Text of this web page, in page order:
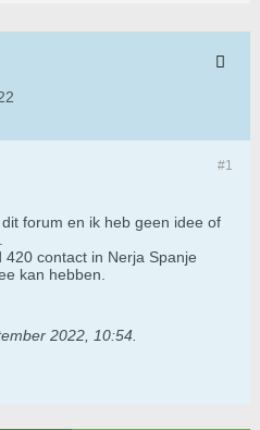
#1
forum en ik heb geen idee of
contact in Nerja Spanje
kan hebben.
2022, 10:54